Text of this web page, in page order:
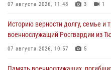
07 августа 2026, 11:48 3 1
Историю верности долгу, семье и
военнослужащий Росгвардии из
07 августа 2026, 10:57 5
Память военнослужащих,